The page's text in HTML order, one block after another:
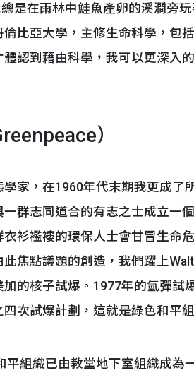
是在雨林中鮭魚產卵的溪澗旁
比亞大學，主修生命科學，包
認到藉由科學，我可以更深入
）
，在1960年代末期我更成了
群志同道合的有志之士成立一
衫襤褸的環保人士會甘冒生命
焦點議題的創造，我們躍上
的核子試爆。1977年的氫彈試
次試爆計劃，這就是綠色和平
組織已由教堂地下室組織成為